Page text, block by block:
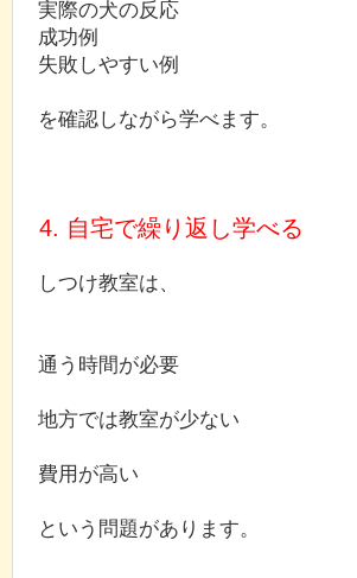
実際の犬の反応
成功例
失敗しやすい例
を確認しながら学べます。
4. 自宅で繰り返し学べる
しつけ教室は、
通う時間が必要
地方では教室が少ない
費用が高い
という問題があります。